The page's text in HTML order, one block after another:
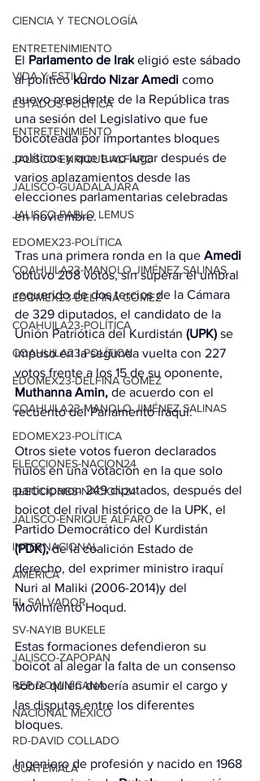
CIENCIA Y TECNOLOGÍA
ENTRETENIMIENTO
VIDA Y ESTILO
ESTADOS-POLÍTICA
ENTRETENIMIENTO
JALISCO-ENRIQUE ALFARO
JALISCO-GUADALAJARA
JALISCO-PABLO LEMUS
EDOMEX23-POLÍTICA
COAHUILA23-MANOLO JIMÉNEZ SALINAS
EDOMEX23-DELFINA GÓMEZ
COAHUILA23-POLÍTICA
COAHUILA23-POLÍTICA
EDOMEX23-DELFINA GÓMEZ
COAHUILA23-MANOLO JIMÉNEZ SALINAS
EDOMEX23-POLÍTICA
ELECCIONES-NACION24
ELECCIONES-NACION24
JALISCO-ENRIQUE ALFARO
INTERNACIONAL
AMÉRICA
EL SALVADOR
SV-NAYIB BUKELE
JALISCO-ZAPOPAN
REP DOMINICANA
NACIONAL MÉXICO
RD-DAVID COLLADO
GUATEMALA
El Parlamento de Irak eligió este sábado
al político kurdo Nizar Amedi como
nuevo presidente de la República tras
una sesión del Legislativo que fue
boicoteada por importantes bloques
políticos y que tuvo lugar después de
varios aplazamientos desde las
elecciones parlamentarias celebradas
en noviembre.
Tras una primera ronda en la que Amedi
obtuvo 208 votos, sin superar el umbral
requerido de dos tercios de la Cámara
de 329 diputados, el candidato de la
Unión Patriótica del Kurdistán (UPK) se
impuso en la segunda vuelta con 227
votos frente a los 15 de su oponente,
Muthanna Amin, de acuerdo con el
recuento del Parlamento iraquí.
Otros siete votos fueron declarados
nulos en una votación en la que solo
participaron 249 diputados, después del
boicot del rival histórico de la UPK, el
Partido Democrático del Kurdistán
(PDK), de la coalición Estado de
derecho, del exprimer ministro iraquí
Nuri al Maliki (2006-2014)y del
Movimiento Hoqud.
Estas formaciones defendieron su
boicot al alegar la falta de un consenso
sobre quién debería asumir el cargo y
las disputas entre los diferentes
bloques.
Ingeniero de profesión y nacido en 1968